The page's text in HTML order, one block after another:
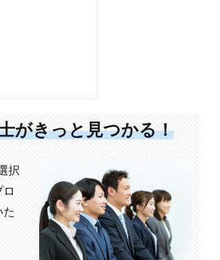
がきっと見つかる！
択